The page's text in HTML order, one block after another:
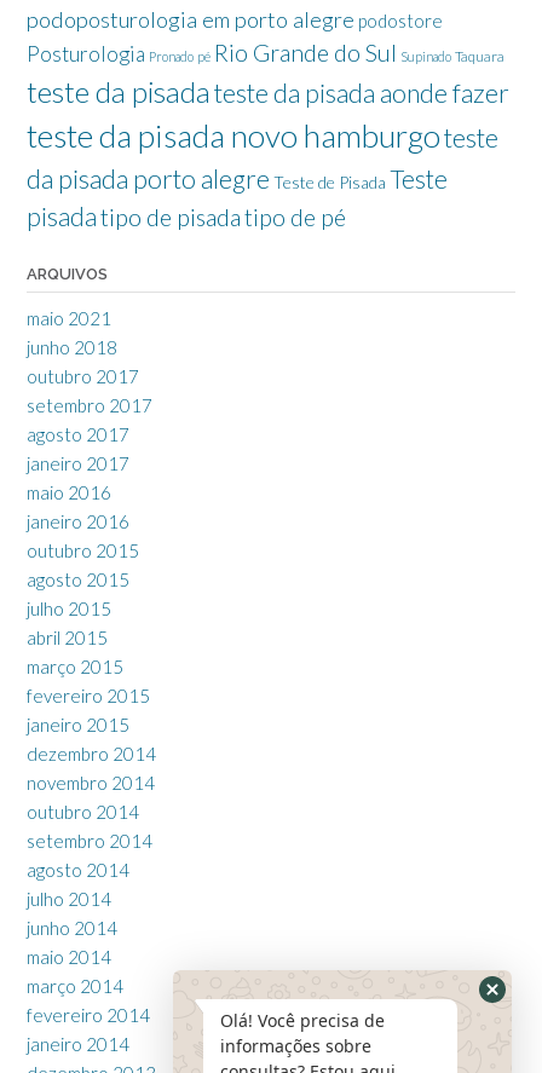
podoposturologia em porto alegre podostore
Posturologia Pronado pé Rio Grande do Sul Supinado Taquara
teste da pisadateste da pisada aonde fazer
teste da pisada novo hamburgoteste
da pisada porto alegre Teste de Pisada Teste
pisadatipo de pisadatipo de pé
ARQUIVOS
maio 2021
junho 2018
outubro 2017
setembro 2017
agosto 2017
janeiro 2017
maio 2016
janeiro 2016
outubro 2015
agosto 2015
julho 2015
abril 2015
março 2015
fevereiro 2015
janeiro 2015
dezembro 2014
novembro 2014
outubro 2014
setembro 2014
agosto 2014
julho 2014
junho 2014
maio 2014
março 2014
fevereiro 2014
janeiro 2014
Olá! Você precisa de
informações sobre